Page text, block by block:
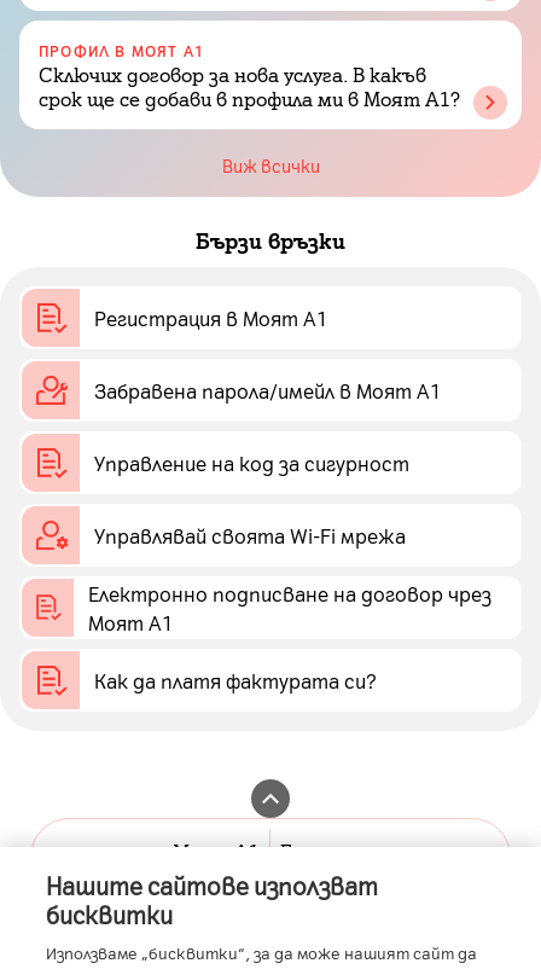
ПРОФИЛ В МОЯТ А1
Сключих договор за нова услуга. В какъв
срок ще се добави в профила ми в Моят А1?
Виж всички
Бързи връзки
Регистрация в Моят А1
Забравена парола/имейл в Моят А1
Управление на код за сигурност
Управлявай своята Wi-Fi мрежа
Електронно подписване на договор чрез
Моят А1
Как да платя фактурата си?
Моят А1
Бизнес портал
A1.bg
А1 бизнес клиенти
Нашите сайтове използват
бисквитки
Използваме „бисквитки“, за да може нашият сайт да